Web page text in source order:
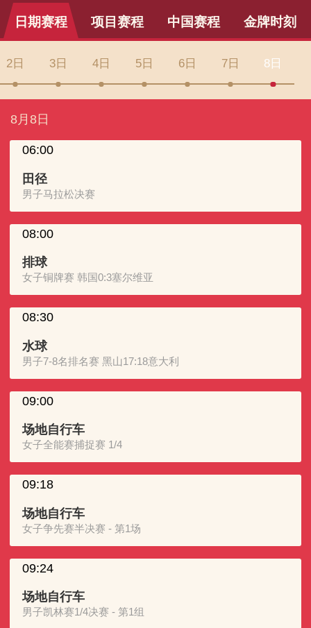
日期赛程 项目赛程 中国赛程 金牌时刻
2日 3日 4日 5日 6日 7日 8日
8月8日
06:00
田径
男子马拉松决赛
08:00
排球
女子铜牌赛 韩国0:3塞尔维亚
08:30
水球
男子7-8名排名赛 黑山17:18意大利
09:00
场地自行车
女子全能赛捕捉赛 1/4
09:18
场地自行车
女子争先赛半决赛 - 第1场
09:24
场地自行车
男子凯林赛1/4决赛 - 第1组